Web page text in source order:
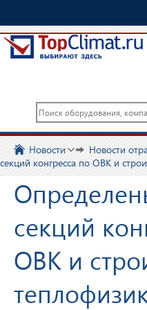
Новости Новости
секций конгресса по ОВК и
секций
ОВК и